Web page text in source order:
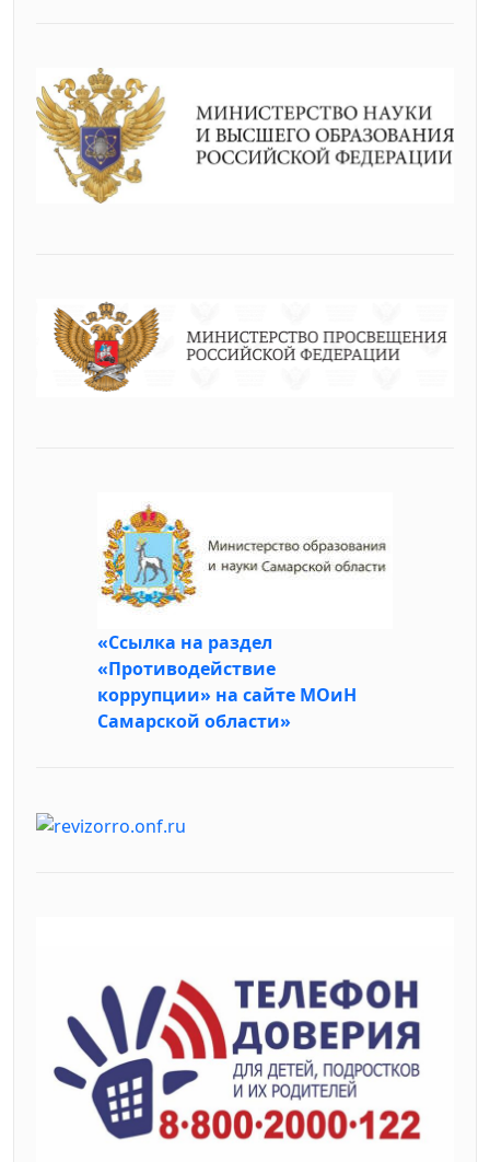
«Ссылка на раздел
«Противодействие
коррупции» на сайте МОиН
Самарской области»